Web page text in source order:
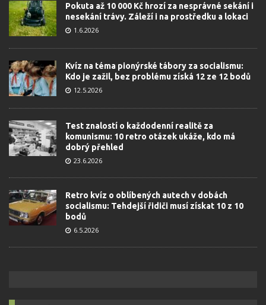
Pokuta až 10 000 Kč hrozí za nesprávné sekání i
nesekání trávy. Záleží i na prostředku a lokaci
1.6.2026
Kvíz na téma pionýrské tábory za socialismu:
Kdo je zažil, bez problému získá 12 ze 12 bodů
12.5.2026
Test znalostí o každodenní realitě za
komunismu: 10 retro otázek ukáže, kdo má
dobrý přehled
23.6.2026
Retro kvíz o oblíbených autech v dobách
socialismu: Tehdejší řidiči musí získat 10 z 10
bodů
6.5.2026